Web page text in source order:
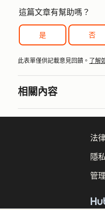
這篇文章有幫助嗎？
是 否
此表單僅供記載意見回饋。 了解
相關內容
法
隱
管